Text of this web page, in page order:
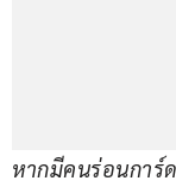
หากมีคนร่อนการ์